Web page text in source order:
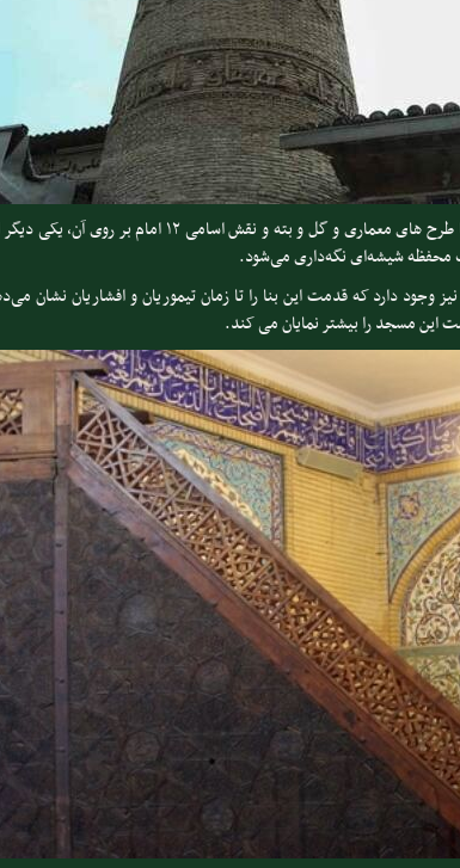
منبر چوبی هشت پله ای با طرح های معماری و گل و بته و
محفظه شیشه‌ای نگه‌داری می‌شود.
این مسجد را بیشتر نمایان می کند.